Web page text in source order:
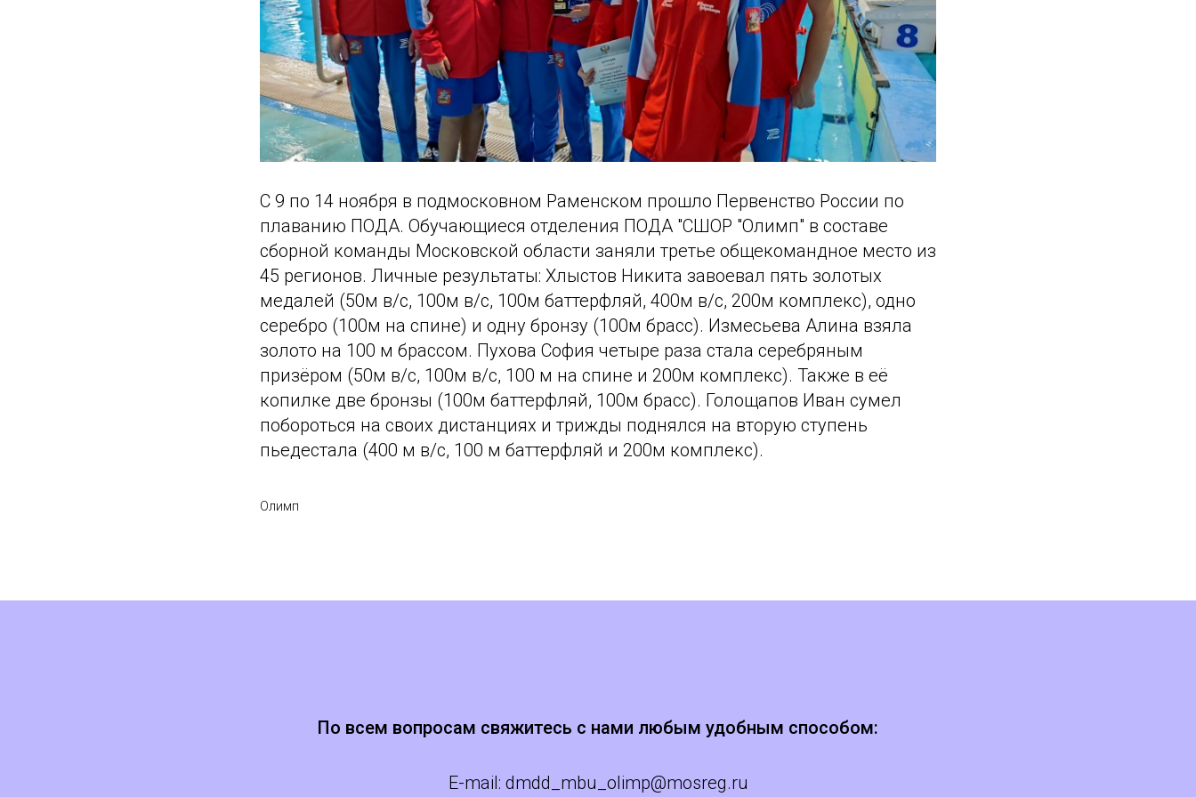
С 9 по 14 ноября в подмосковном Раменском прошло Первенство России по
плаванию ПОДА. Обучающиеся отделения ПОДА "СШОР "Олимп" в составе
сборной команды Московской области заняли третье общекомандное место из
45 регионов. Личные результаты: Хлыстов Никита завоевал пять золотых
медалей (50м в/с, 100м в/с, 100м баттерфляй, 400м в/с, 200м комплекс), одно
серебро (100м на спине) и одну бронзу (100м брасс). Измесьева Алина взяла
золото на 100 м брассом. Пухова София четыре раза стала серебряным
призёром (50м в/с, 100м в/с, 100 м на спине и 200м комплекс). Также в её
копилке две бронзы (100м баттерфляй, 100м брасс). Голощапов Иван сумел
побороться на своих дистанциях и трижды поднялся на вторую ступень
пьедестала (400 м в/с, 100 м баттерфляй и 200м комплекс).
Олимп
По всем вопросам свяжитесь с нами любым удобным способом:
E-mail: dmdd_mbu_olimp@mosreg.ru